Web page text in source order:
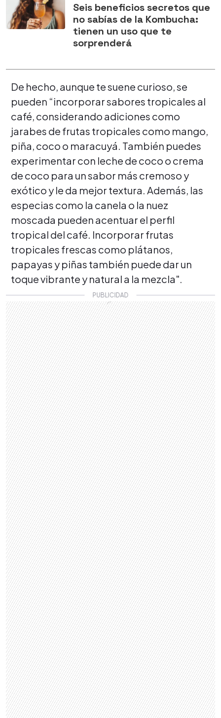
Seis beneficios secretos que
no sabías de la Kombucha:
tienen un uso que te
sorprenderá
De hecho, aunque te suene curioso, se
pueden “incorporar sabores tropicales al
café, considerando adiciones como
jarabes de frutas tropicales como mango,
piña, coco o maracuyá. También puedes
experimentar con leche de coco o crema
de coco para un sabor más cremoso y
exótico y le da mejor textura. Además, las
especias como la canela o la nuez
moscada pueden acentuar el perfil
tropical del café. Incorporar frutas
tropicales frescas como plátanos,
papayas y piñas también puede dar un
toque vibrante y natural a la mezcla".